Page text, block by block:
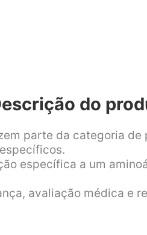
do
parte da categoria de
específica a um
avaliação médica e